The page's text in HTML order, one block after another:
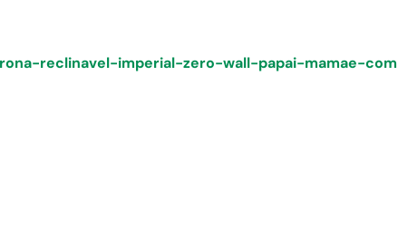
reclinavel-imperial-zero-wall-papai-mamae-